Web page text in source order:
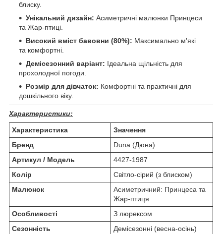
блиску.
Унікальний дизайн: Асиметричні малюнки Принцеси
та Жар-птиці.
Високий вміст бавовни (80%): Максимально м'які
та комфортні.
Демісезонний варіант: Ідеальна щільність для
прохолодної погоди.
Розмір для дівчаток: Комфортні та практичні для
дошкільного віку.
Характеристики:
Характеристика
Значення
Бренд
Duna (Дюна)
Артикул / Модель
4427-1987
Колір
Світло-сірий (з блиском)
Малюнок
Асиметричний: Принцеса та
Жар-птиця
Особливості
З люрексом
Сезонність
Демісезонні (весна-осінь)